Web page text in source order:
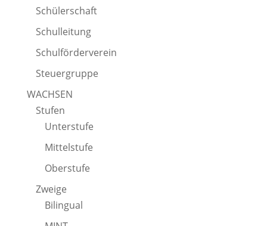
Schülerschaft
Schulleitung
Schulförderverein
Steuergruppe
WACHSEN
Stufen
Unterstufe
Mittelstufe
Oberstufe
Zweige
Bilingual